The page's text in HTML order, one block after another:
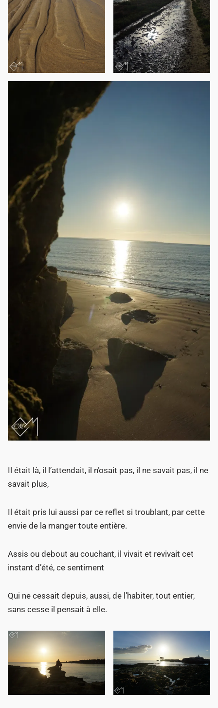
Il était là, il l’attendait, il n’osait pas, il ne savait pas, il ne
savait plus,
Il était pris lui aussi par ce reflet si troublant, par cette
envie de la manger toute entière.
Assis ou debout au couchant, il vivait et revivait cet
instant d’été, ce sentiment
Qui ne cessait depuis, aussi, de l’habiter, tout entier,
sans cesse il pensait à elle.